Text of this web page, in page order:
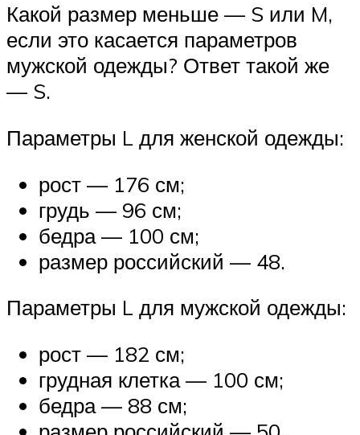
Какой размер меньше — S или M,
если это касается параметров
мужской одежды? Ответ такой же
— S.
Параметры L для женской одежды:
рост — 176 см;
грудь — 96 см;
бедра — 100 см;
размер российский — 48.
Параметры L для мужской одежды:
рост — 182 см;
грудная клетка — 100 см;
бедра — 88 см;